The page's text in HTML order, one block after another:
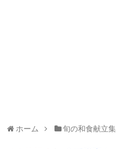
ホーム 旬の和食献立集